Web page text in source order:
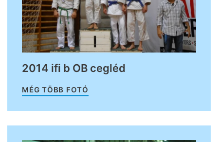
2014 ifi b OB cegléd
MÉG TÖBB FOTÓ